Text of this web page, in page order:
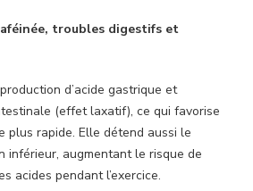
troubles digestifs et
d’acide gastrique et
(effet laxatif), ce qui favorise
plus rapide. Elle détend aussi le
inférieur, augmentant le risque de
acides pendant l’exercice.